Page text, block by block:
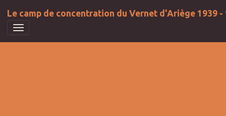
Le camp de concentration du Vernet d'Ariège 1939 -